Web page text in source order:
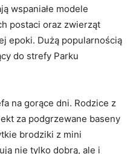
wspaniałe modele
postaci oraz zwierząt
epoki. Dużą popularnością
do strefy Parku
na gorące dni. Rodzice z
za podgrzewane baseny
brodziki z mini
nie tylko dobrą, ale i